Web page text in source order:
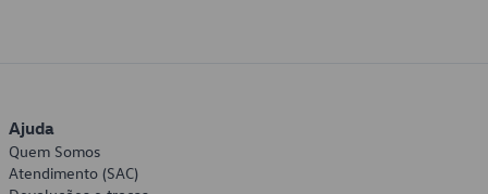
Ajuda
Quem Somos
Atendimento (SAC)